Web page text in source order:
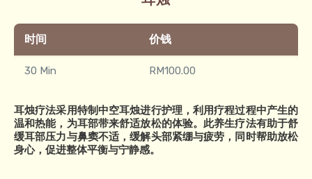
时间 价钱
30 Min RM100.00
耳烛疗法采用特制中空耳烛进行护理，利用疗程过程中产生的
温和热能，为耳部带来舒适放松的体验。此养生疗法有助于舒
缓耳部压力与鼻窦不适，缓解头部紧绷与疲劳，同时帮助放松
身心，促进整体平衡与宁静感。